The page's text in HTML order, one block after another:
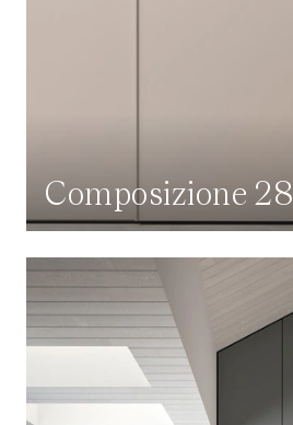
Composizione 28